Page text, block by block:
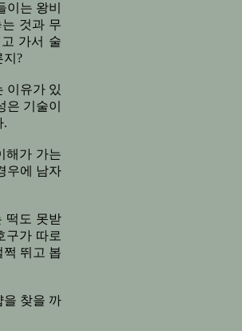
는 왕비
것과 무
가서 술
지?
이유가 있
기술이
.
해가 가는
우에 남자
떡도 못받
구가 따로
뛰고 봅
을 찾을 까